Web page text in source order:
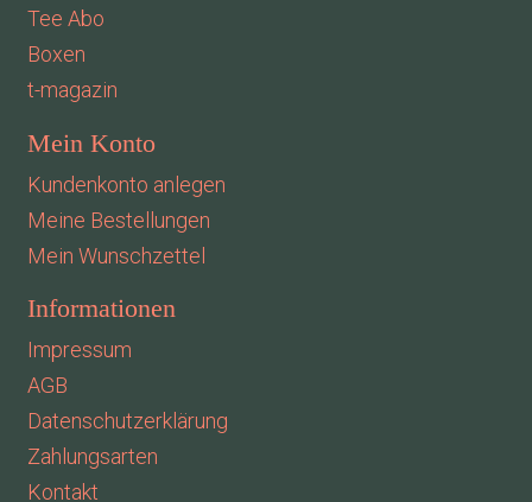
Tee Abo
Boxen
t-magazin
Mein Konto
Kundenkonto anlegen
Meine Bestellungen
Mein Wunschzettel
Informationen
Impressum
AGB
Datenschutzerklärung
Zahlungsarten
Kontakt